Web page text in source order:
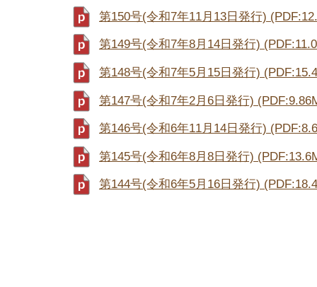
第150号(令和7年11月13日発行)
第149号(令和7年8月14日発行)
第148号(令和7年5月15日発行)
第147号(令和7年2月6日発行)
第146号(令和6年11月14日発行)
第145号(令和6年8月8日発行)
第144号(令和6年5月16日発行)